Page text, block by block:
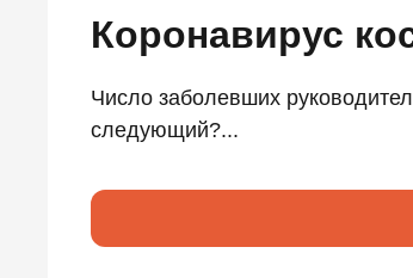
Коронавирус
Число заболевших
следующий?...